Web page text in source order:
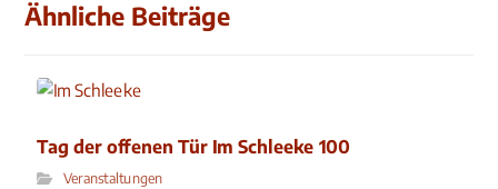
Ähnliche Beiträge
Tag der offenen Tür Im Schleeke 100
Veranstaltungen